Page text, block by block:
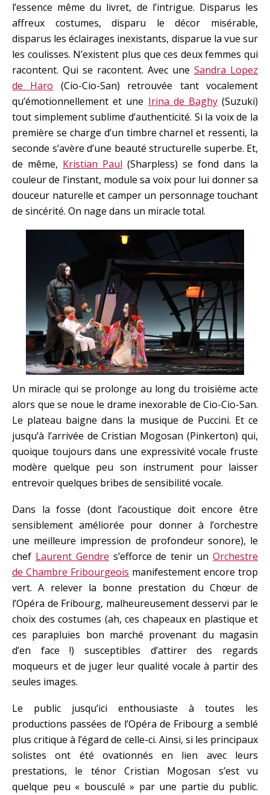
l’essence même du livret, de l’intrigue. Disparus les
affreux costumes, disparu le décor misérable,
disparus les éclairages inexistants, disparue la vue sur
les coulisses. N’existent plus que ces deux femmes qui
racontent. Qui se racontent. Avec une Sandra Lopez
de Haro (Cio-Cio-San) retrouvée tant vocalement
qu’émotionnellement et une Irina de Baghy(Suzuki)
tout simplement sublime d’authenticité. Si la voix de la
première se charge d’un timbre charnel et ressenti, la
seconde s’avère d’une beauté structurelle superbe. Et,
de même, Kristian Paul (Sharpless) se fond dans la
couleur de l’instant, module sa voix pour lui donner sa
douceur naturelle et camper un personnage touchant
de sincérité. On nage dans un miracle total.
Un miracle qui se prolonge au long du troisième acte
alors que se noue le drame inexorable de Cio-Cio-San.
Le plateau baigne dans la musique de Puccini. Et ce
jusqu’à l’arrivée de Cristian Mogosan (Pinkerton) qui,
quoique toujours dans une expressivité vocale fruste
modère quelque peu son instrument pour laisser
entrevoir quelques bribes de sensibilité vocale.
Dans la fosse (dont l’acoustique doit encore être
sensiblement améliorée pour donner à l’orchestre
une meilleure impression de profondeur sonore), le
chef Laurent Gendre s’efforce de tenir unOrchestre
de Chambre Fribourgeois manifestement encore trop
vert. A relever la bonne prestation du Chœur de
l’Opéra de Fribourg, malheureusement desservi par le
choix des costumes (ah, ces chapeaux en plastique et
ces parapluies bon marché provenant du magasin
d’en face !) susceptibles d’attirer des regards
moqueurs et de juger leur qualité vocale à partir des
seules images.
Le public jusqu’ici enthousiaste à toutes les
productions passées de l’Opéra de Fribourg a semblé
plus critique à l’égard de celle-ci. Ainsi, si les principaux
solistes ont été ovationnés en lien avec leurs
prestations, le ténor Cristian Mogosan s’est vu
quelque peu « bousculé » par une partie du public.